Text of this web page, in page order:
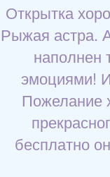
Открытка
Рыжая астра.
наполнен
эмоциями!
Пожелание
бесплатно